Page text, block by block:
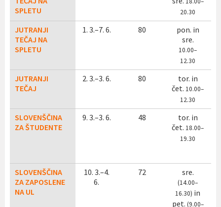
SPLETU
20.30
JUTRANJI
TEČAJ NA
SPLETU
1. 3.–7. 6. 80
pon. in
sre.
10.00–
12.30
JUTRANJI
TEČAJ
2. 3.–3. 6. 80
tor. in
čet. 10.00–
12.30
SLOVENŠČINA
ZA ŠTUDENTE
9. 3.–3. 6. 48
tor. in
čet. 18.00–
19.30
SLOVENŠČINA
ZA ZAPOSLENE
NA UL
10. 3.–4.
6.
72 sre.
(14.00–
16.30) in
pet. (9.00–